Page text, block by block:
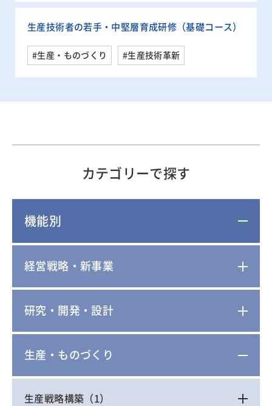
生産技術者の若手・中堅層育成研修（基礎コース）
#生産・ものづくり #生産技術革新
カテゴリーで探す
機能別
経営戦略・新事業
研究・開発・設計
生産・ものづくり
生産戦略構築 （1）